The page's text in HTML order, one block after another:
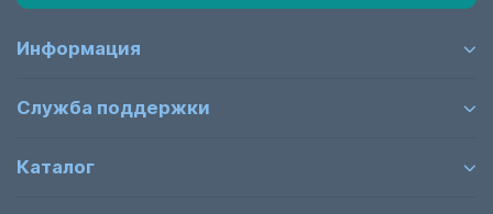
Информация
Служба поддержки
Каталог